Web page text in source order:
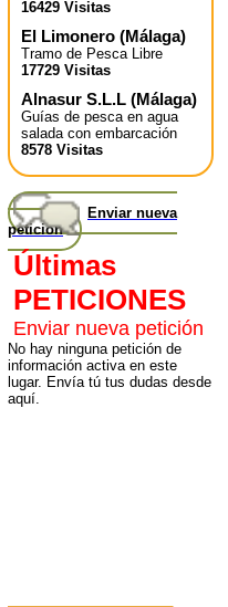
16429 Visitas
El Limonero (Málaga)
Tramo de Pesca Libre
17729 Visitas
Alnasur S.L.L (Málaga)
Guías de pesca en agua
salada con embarcación
8578 Visitas
Enviar nueva
petición
Últimas
PETICIONES
Enviar nueva petición
No hay ninguna petición de
información activa en este
lugar. Envía tú tus dudas desde
aquí.